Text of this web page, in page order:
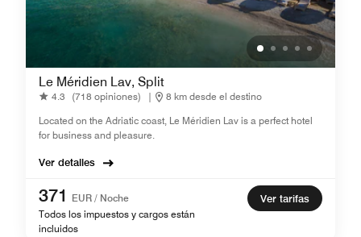
Le Méridien Lav, Split
4.3 (718 opiniones) |
8 km desde el destino
Located on the Adriatic coast, Le Méridien Lav is a perfect hotel
for business and pleasure.
Ver detalles
371
EUR / Noche
Todos los impuestos y cargos están
incluidos
Ver tarifas